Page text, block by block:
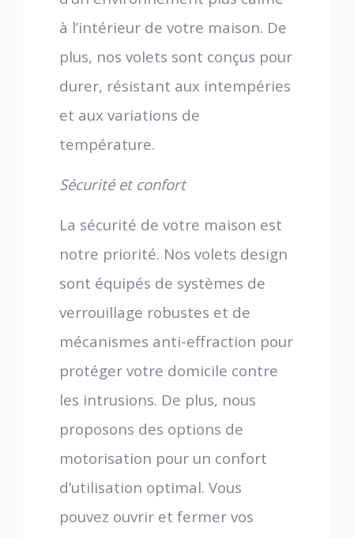
à l’intérieur de votre maison. De
plus, nos volets sont conçus pour
durer, résistant aux intempéries
et aux variations de
température.
Sécurité et confort
La sécurité de votre maison est
notre priorité. Nos volets design
sont équipés de systèmes de
verrouillage robustes et de
mécanismes anti-effraction pour
protéger votre domicile contre
les intrusions. De plus, nous
proposons des options de
motorisation pour un confort
d’utilisation optimal. Vous
pouvez ouvrir et fermer vos